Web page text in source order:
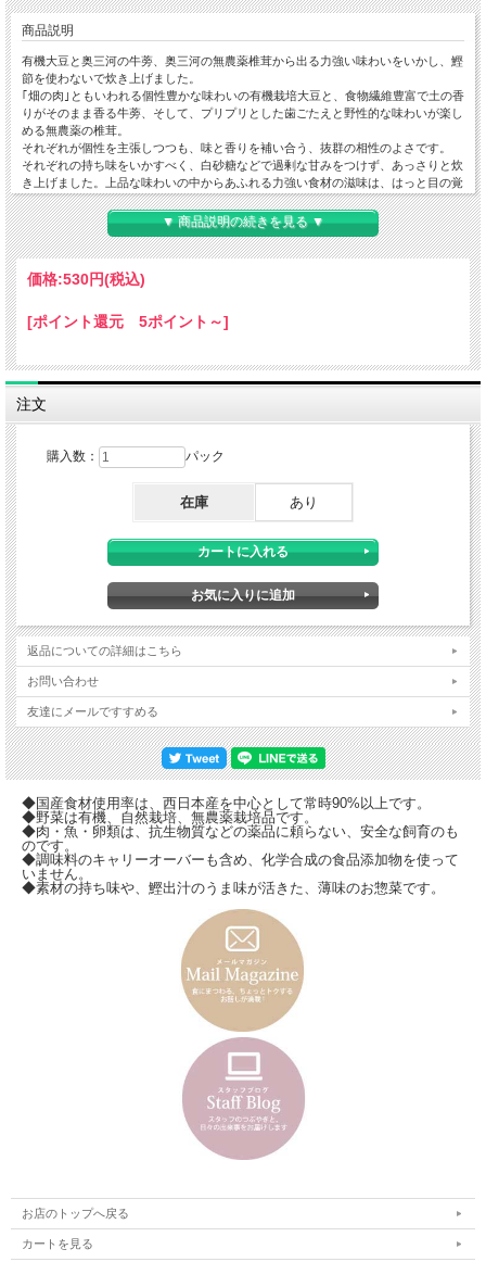
商品説明
有機大豆と奥三河の牛蒡、奥三河の無農薬椎茸から出る力強い味わいをいかし、鰹
節を使わないで炊き上げました。
｢畑の肉｣ともいわれる個性豊かな味わいの有機栽培大豆と、食物繊維豊富で土の香
りがそのまま香る牛蒡、そして、プリプリとした歯ごたえと野性的な味わいが楽し
める無農薬の椎茸。
それぞれが個性を主張しつつも、味と香りを補い合う、抜群の相性のよさです。
それぞれの持ち味をいかすべく、白砂糖などで過剰な甘みをつけず、あっさりと炊
き上げました。上品な味わいの中からあふれる力強い食材の滋味は、はっと目の覚
めるようなおいしさです。【内容量100ｇ】アレルギー物質：小麦・大豆
▼ 商品説明の続きを見る ▼
価格:530円(税込)
[ポイント還元 5ポイント～]
注文
購入数： パック
在庫 あり
返品についての詳細はこちら
お問い合わせ
友達にメールですすめる
◆国産食材使用率は、西日本産を中心として常時90%以上です。
◆野菜は有機、自然栽培、無農薬栽培品です。
◆肉・魚・卵類は、抗生物質などの薬品に頼らない、安全な飼育のも
のです。
◆調味料のキャリーオーバーも含め、化学合成の食品添加物を使って
いません。
◆素材の持ち味や、鰹出汁のうま味が活きた、薄味のお惣菜です。
お店のトップへ戻る
カートを見る